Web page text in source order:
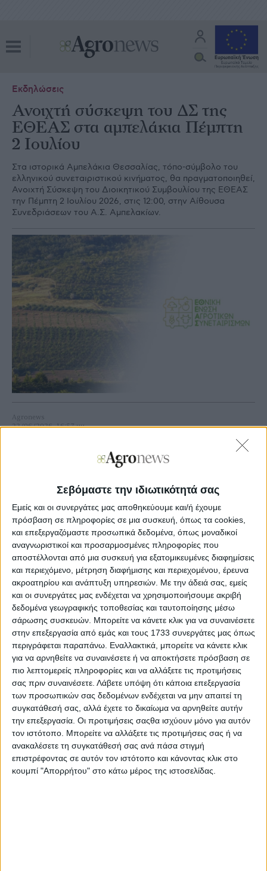
Σεβόμαστε την ιδιωτικότητά σας
Εμείς και οι συνεργάτες μας αποθηκεύουμε και/ή έχουμε
πρόσβαση σε πληροφορίες σε μια συσκευή, όπως τα cookies,
και επεξεργαζόμαστε προσωπικά δεδομένα, όπως μοναδικοί
αναγνωριστικοί και προσαρμοσμένες πληροφορίες που
αποστέλλονται από μια συσκευή για εξατομικευμένες διαφημίσεις
και περιεχόμενο, μέτρηση διαφήμισης και περιεχομένου, έρευνα
ακροατηρίου και ανάπτυξη υπηρεσιών. Με την άδειά σας, εμείς
και οι συνεργάτες μας ενδέχεται να χρησιμοποιήσουμε ακριβή
δεδομένα γεωγραφικής τοποθεσίας και ταυτοποίησης μέσω
σάρωσης συσκευών. Μπορείτε να κάνετε κλικ για να συναινέσετε
στην επεξεργασία από εμάς και τους 1733 συνεργάτες μας όπως
περιγράφεται παραπάνω. Εναλλακτικά, μπορείτε να κάνετε κλικ
για να αρνηθείτε να συναινέσετε ή να αποκτήσετε πρόσβαση σε
πιο λεπτομερείς πληροφορίες και να αλλάξετε τις προτιμήσεις
σας πριν συναινέσετε. Λάβετε υπόψη ότι κάποια επεξεργασία
των προσωπικών σας δεδομένων ενδέχεται να μην απαιτεί τη
συγκατάθεσή σας, αλλά έχετε το δικαίωμα να αρνηθείτε αυτήν
την επεξεργασία. Οι προτιμήσεις σαςθα ισχύουν μόνο για αυτόν
τον ιστότοπο. Μπορείτε να αλλάξετε τις προτιμήσεις σας ή να
ανακαλέσετε τη συγκατάθεσή σας ανά πάσα στιγμή
επιστρέφοντας σε αυτόν τον ιστότοπο και κάνοντας κλικ στο
κουμπί "Απορρήτου" στο κάτω μέρος της ιστοσελίδας.
Εκδηλώσεις
Ανοιχτή σύσκεψη του ΔΣ της
ΕΘΕΑΣ στα αμπελάκια Πέμπτη
2 Ιουλίου
Στα ιστορικά Αμπελάκια Θεσσαλίας, τόπο-σύμβολο του
ελληνικού συνεταιριστικού κινήματος, θα πραγματοποιηθεί,
Ανοιχτή Σύσκεψη του Διοικητικού Συμβουλίου της ΕΘΕΑΣ
την Πέμπτη 2 Ιουλίου 2026, στις 12:00, στην Αίθουσα
Συνεδριάσεων του Α.Σ. Αμπελακίων.
Agronews
22/06/2026, 16:57 μμ
και των αγροτών και κτηνοτρόφων της περιοχής, είναι
ιδιαίτερα σημαντική για την ανταλλαγή απόψεων και τη
διαμόρφωση κοινών θέσεων για τα ζητήματα που
απασχολούν τον πρωτογενή τομέα.